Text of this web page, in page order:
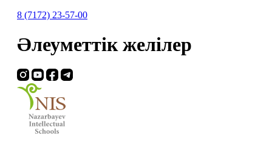
8 (7172) 23-57-00
Әлеуметтік желілер